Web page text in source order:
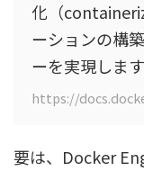
化（
ーションの構
ーを実現します
https://
要は、Docker